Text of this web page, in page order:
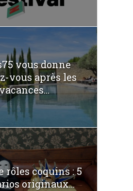
vous donne
vous après les
rôles coquins : 5
originaux...